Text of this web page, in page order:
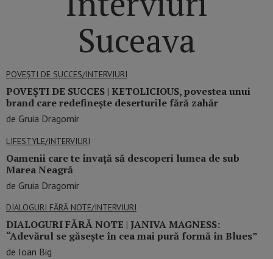
Suceava
POVEȘTI DE SUCCES/INTERVIURI
POVEŞTI DE SUCCES | KETOLICIOUS, povestea unui
brand care redefinește deserturile fără zahăr
de Gruia Dragomir
LIFESTYLE/INTERVIURI
Oamenii care te învață să descoperi lumea de sub
Marea Neagră
de Gruia Dragomir
DIALOGURI FĂRĂ NOTE/INTERVIURI
DIALOGURI FĂRĂ NOTE | JANIVA MAGNESS:
“Adevărul se găseşte în cea mai pură formă în Blues”
de Ioan Big